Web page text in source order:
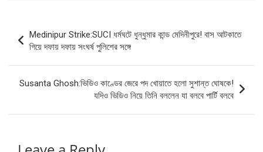
Post
navigation
Medinipur Strike:SUCI ধর্মঘটে ধুন্ধুমার কান্ড মেদিনীপুরে! বাস আটকাতে
গিয়ে দফায় দফায় সংঘর্ষ পুলিশের সঙ্গে
Susanta Ghosh:ভিডিও কাণ্ডের জেরে পদ খোয়াতে হলো সুশান্ত ঘোষকে!
যদিও ভিডিও নিয়ে তিনি বললেন যা বলবে পার্টি বলবে